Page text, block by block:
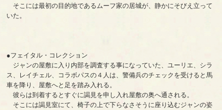
そこには最初の目的地であるムーフ家の居城が、静かにそびえ立って
いた。
●フェイタル・コレクション
ジャンの屋敷に入り内部を調査する事になっていた、ユーリエ、シラ
ス、レイチェル、コラボパスの４人は、警備兵のチェックを受けると馬
車を降り、屋敷へと足を踏み入れる。
彼らは到着するとすぐに謁見を申し入れ屋敷の奥へ通される。
そこには謁見室にて、椅子の上で下らなさそうに座り込むジャンの姿